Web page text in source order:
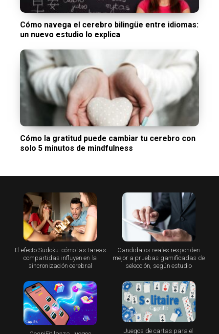
Cómo navega el cerebro bilingüe entre idiomas:
un nuevo estudio lo explica
Cómo la gratitud puede cambiar tu cerebro con
solo 5 minutos de mindfulness
El efecto Sudoku: cómo las tareas
compartidas influyen en la
sincronización cerebral
Candidatos reales responden
mejor a pruebas gamificadas de
selección, según estudio
Juegos de cartas para el